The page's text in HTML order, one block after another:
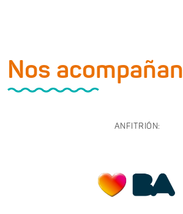
Nos acompañan
ANFITRIÓN: